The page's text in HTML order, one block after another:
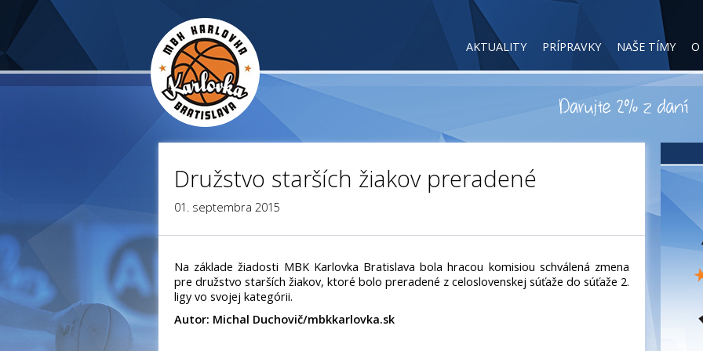
AKTUALITY PRÍPRAVKY NAŠE TÍMY O
Družstvo starších žiakov preradené
01. septembra 2015
Na základe žiadosti MBK Karlovka Bratislava bola hracou komisiou schválená zmena
pre družstvo starších žiakov, ktoré bolo preradené z celoslovenskej súťaže do súťaže 2.
ligy vo svojej kategórii.
Autor: Michal Duchovič/mbkkarlovka.sk